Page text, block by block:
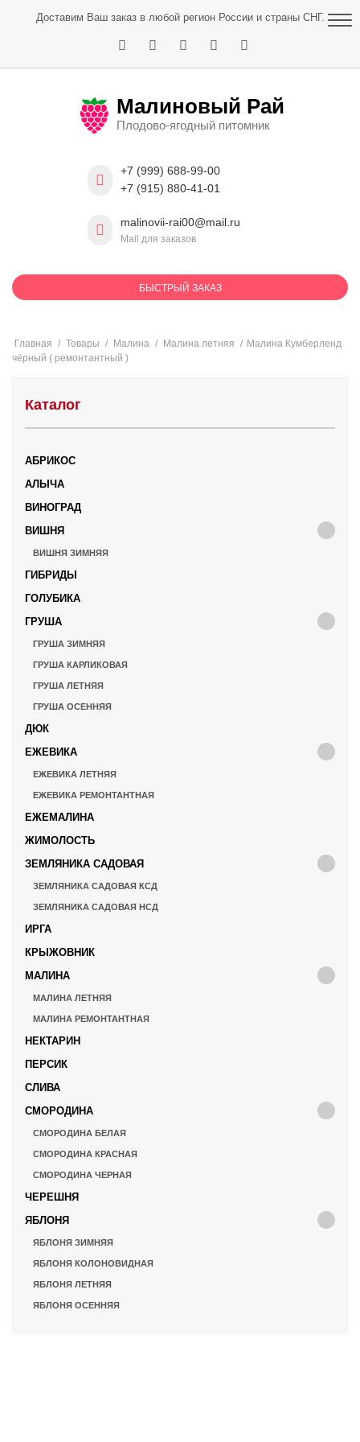
Доставим Ваш заказ в любой регион России и страны СНГ.
Малиновый Рай
Плодово-ягодный питомник
+7 (999) 688-99-00
+7 (915) 880-41-01
malinovii-rai00@mail.ru
Mail для заказов
БЫСТРЫЙ ЗАКАЗ
Главная / Товары / Малина / Малина летняя / Малина Кумберленд
чёрный ( ремонтантный )
Каталог
АБРИКОС
АЛЫЧА
ВИНОГРАД
ВИШНЯ
ВИШНЯ ЗИМНЯЯ
ГИБРИДЫ
ГОЛУБИКА
ГРУША
ГРУША ЗИМНЯЯ
ГРУША КАРЛИКОВАЯ
ГРУША ЛЕТНЯЯ
ГРУША ОСЕННЯЯ
ДЮК
ЕЖЕВИКА
ЕЖЕВИКА ЛЕТНЯЯ
ЕЖЕВИКА РЕМОНТАНТНАЯ
ЕЖЕМАЛИНА
ЖИМОЛОСТЬ
ЗЕМЛЯНИКА САДОВАЯ
ЗЕМЛЯНИКА САДОВАЯ КСД
ЗЕМЛЯНИКА САДОВАЯ НСД
ИРГА
КРЫЖОВНИК
МАЛИНА
МАЛИНА ЛЕТНЯЯ
МАЛИНА РЕМОНТАНТНАЯ
НЕКТАРИН
ПЕРСИК
СЛИВА
СМОРОДИНА
СМОРОДИНА БЕЛАЯ
СМОРОДИНА КРАСНАЯ
СМОРОДИНА ЧЕРНАЯ
ЧЕРЕШНЯ
ЯБЛОНЯ
ЯБЛОНЯ ЗИМНЯЯ
ЯБЛОНЯ КОЛОНОВИДНАЯ
ЯБЛОНЯ ЛЕТНЯЯ
ЯБЛОНЯ ОСЕННЯЯ